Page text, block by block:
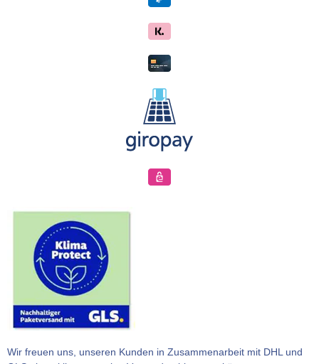
Wir freuen uns, unseren Kunden in Zusammenarbeit mit DHL und